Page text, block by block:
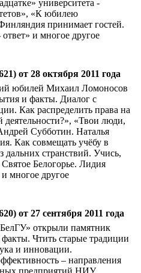
университета -
«К юбилею
принимает гостей.
и многое другое
от 28 октября 2011 года
юбилей Михаил Ломоносов
и факты. Диалог с
Как распределить права на
деятельности?», «Твои люди,
Субботин. Наталья
Как совмещать учёбу в
дальних странствий. Учись,
Белогорье. Лидия
многое другое
от 27 сентября 2011 года
открыли памятник
Чтить старые традиции
и инновации.
– направления